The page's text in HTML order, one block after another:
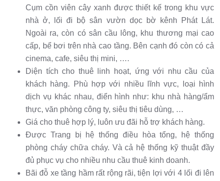
Cụm cồn viên cây xanh được thiết kế trong khu vực
nhà ở, lối đi bộ sân vườn dọc bờ kênh Phát Lát.
Ngoài ra, còn có sân cầu lông, khu thương mại cao
cấp, bể bơi trên nhà cao tầng. Bên cạnh đó còn có cả
cinema, cafe, siêu thị mini, ….
Diện tích cho thuê linh hoạt, ứng với nhu cầu của
khách hàng. Phù hợp với nhiều lĩnh vực, loại hình
dịch vụ khác nhau, điển hình như: khu nhà hàng/ẩm
thực, văn phòng công ty, siêu thị tiêu dùng, …
Giá cho thuê hợp lý, luôn ưu đãi hỗ trợ khách hàng.
Được Trang bị hệ thống điều hòa tổng, hệ thống
phòng cháy chữa cháy. Và cả hệ thống kỹ thuật đầy
đủ phục vụ cho nhiều nhu cầu thuê kinh doanh.
Bãi đỗ xe tầng hầm rất rộng rãi, tiện lợi với 4 lối đi lên